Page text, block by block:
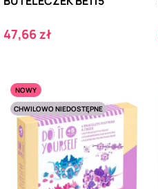
Cena
47,66 zł
NOWY
CHWILOWO NIEDOSTĘPNE